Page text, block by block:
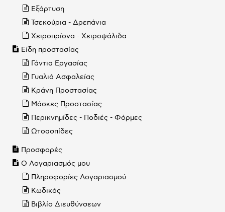
Εξάρτυση
Τσεκούρια - Δρεπάνια
Χειροπρίονα - Χειροψάλιδα
Είδη προστασίας
Γάντια Εργασίας
Γυαλιά Ασφαλείας
Κράνη Προστασίας
Μάσκες Προστασίας
Περικνημίδες - Ποδιές - Φόρμες
Ωτοασπίδες
Προσφορές
Ο Λογαριασμός μου
Πληροφορίες Λογαριασμού
Κωδικός
Βιβλίο Διευθύνσεων